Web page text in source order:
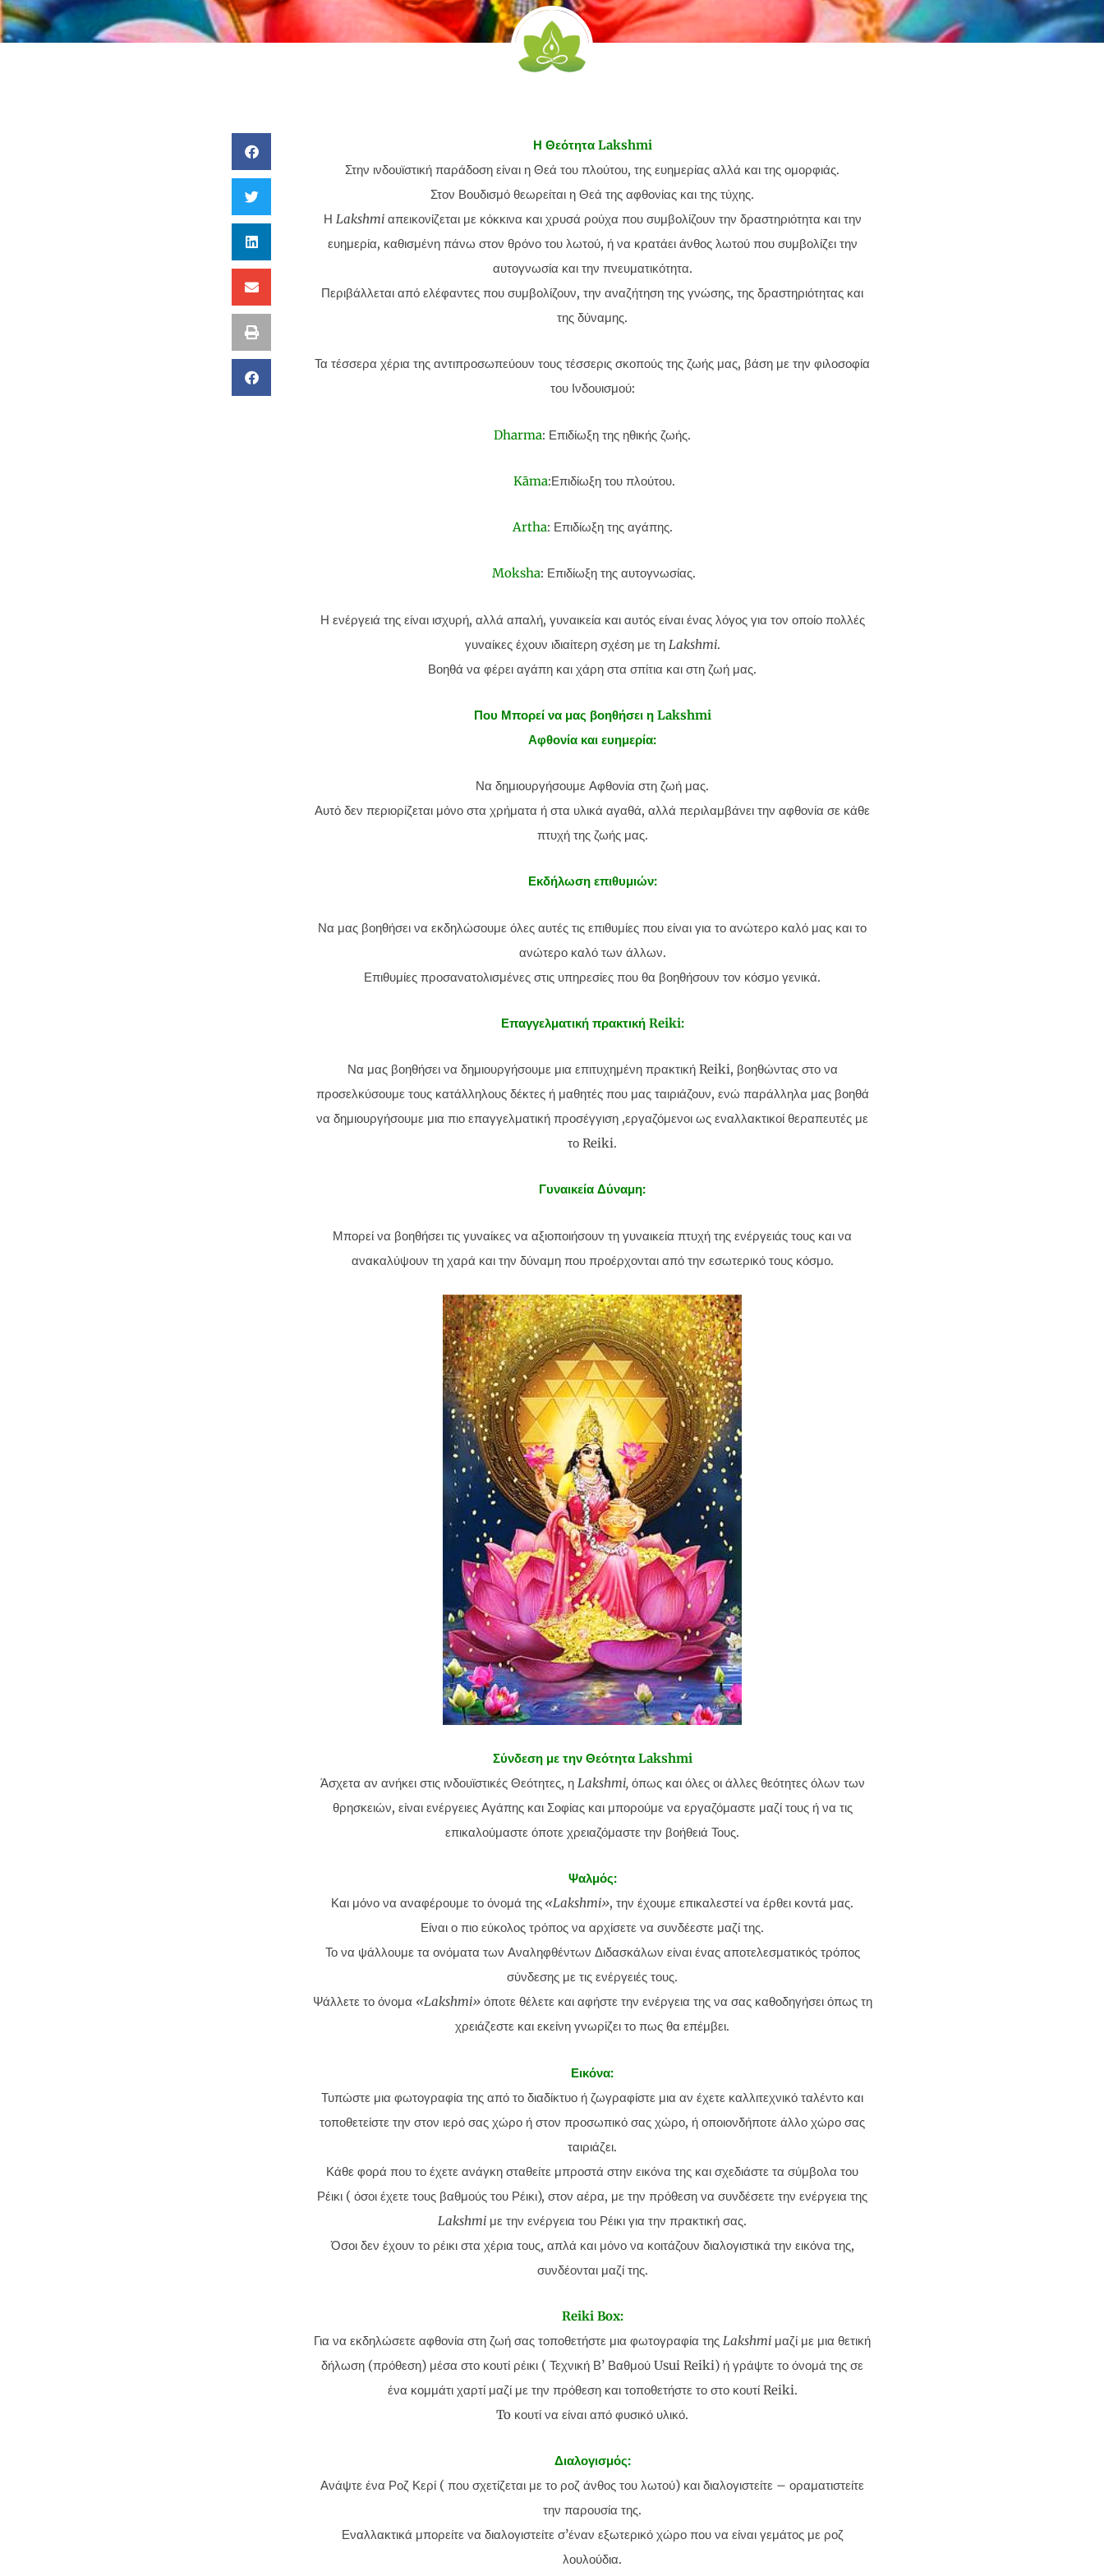
Η Θεότητα Lakshmi
Στην ινδουϊστική παράδοση είναι η Θεά του πλούτου, της ευημερίας αλλά και της ομορφιάς.
Στον Βουδισμό θεωρείται η Θεά της αφθονίας και της τύχης.
Η Lakshmiαπεικονίζεται με κόκκινα και χρυσά ρούχα που συμβολίζουν την δραστηριότητα και την
ευημερία, καθισμένη πάνω στον θρόνο του λωτού, ή να κρατάει άνθος λωτού που συμβολίζει την
αυτογνωσία και την πνευματικότητα.
Περιβάλλεται από ελέφαντες που συμβολίζουν, την αναζήτηση της γνώσης, της δραστηριότητας και
της δύναμης.
Τα τέσσερα χέρια της αντιπροσωπεύουν τους τέσσερις σκοπούς της ζωής μας, βάση με την φιλοσοφία
του Ινδουισμού:
Dharma: Επιδίωξη της ηθικής ζωής.
Kāma:Επιδίωξη του πλούτου.
Artha: Επιδίωξη της αγάπης.
Moksha: Επιδίωξη της αυτογνωσίας.
Η ενέργειά της είναι ισχυρή, αλλά απαλή, γυναικεία και αυτός είναι ένας λόγος για τον οποίο πολλές
γυναίκες έχουν ιδιαίτερη σχέση με τη Lakshmi.
Βοηθά να φέρει αγάπη και χάρη στα σπίτια και στη ζωή μας.
Που Μπορεί να μας βοηθήσει η Lakshmi
Αφθονία και ευημερία:
Να δημιουργήσουμε Αφθονία στη ζωή μας.
Αυτό δεν περιορίζεται μόνο στα χρήματα ή στα υλικά αγαθά, αλλά περιλαμβάνει την αφθονία σε κάθε
πτυχή της ζωής μας.
Εκδήλωση επιθυμιών:
Να μας βοηθήσει να εκδηλώσουμε όλες αυτές τις επιθυμίες που είναι για το ανώτερο καλό μας και το
ανώτερο καλό των άλλων.
Επιθυμίες προσανατολισμένες στις υπηρεσίες που θα βοηθήσουν τον κόσμο γενικά.
Επαγγελματική πρακτική Reiki:
Να μας βοηθήσει να δημιουργήσουμε μια επιτυχημένη πρακτική Reiki, βοηθώντας στο να
προσελκύσουμε τους κατάλληλους δέκτες ή μαθητές που μας ταιριάζουν, ενώ παράλληλα μας βοηθά
να δημιουργήσουμε μια πιο επαγγελματική προσέγγιση ,εργαζόμενοι ως εναλλακτικοί θεραπευτές με
το Reiki.
Γυναικεία Δύναμη:
Μπορεί να βοηθήσει τις γυναίκες να αξιοποιήσουν τη γυναικεία πτυχή της ενέργειάς τους και να
ανακαλύψουν τη χαρά και την δύναμη που προέρχονται από την εσωτερικό τους κόσμο.
Σύνδεση με την Θεότητα Lakshmi
Άσχετα αν ανήκει στις ινδουϊστικές Θεότητες, η Lakshmi,όπως και όλες οι άλλες θεότητες όλων των
θρησκειών, είναι ενέργειες Αγάπης και Σοφίας και μπορούμε να εργαζόμαστε μαζί τους ή να τις
επικαλούμαστε όποτε χρειαζόμαστε την βοήθειά Τους.
Ψαλμός:
Και μόνο να αναφέρουμε το όνομά της «Lakshmi», την έχουμε επικαλεστεί να έρθει κοντά μας.
Είναι ο πιο εύκολος τρόπος να αρχίσετε να συνδέεστε μαζί της.
Το να ψάλλουμε τα ονόματα των Αναληφθέντων Διδασκάλων είναι ένας αποτελεσματικός τρόπος
σύνδεσης με τις ενέργειές τους.
Ψάλλετε το όνομα «Lakshmi»όποτε θέλετε και αφήστε την ενέργεια της να σας καθοδηγήσει όπως τη
χρειάζεστε και εκείνη γνωρίζει το πως θα επέμβει.
Εικόνα:
Τυπώστε μια φωτογραφία της από το διαδίκτυο ή ζωγραφίστε μια αν έχετε καλλιτεχνικό ταλέντο και
τοποθετείστε την στον ιερό σας χώρο ή στον προσωπικό σας χώρο, ή οποιονδήποτε άλλο χώρο σας
ταιριάζει.
Κάθε φορά που το έχετε ανάγκη σταθείτε μπροστά στην εικόνα της και σχεδιάστε τα σύμβολα του
Ρέικι ( όσοι έχετε τους βαθμούς του Ρέικι), στον αέρα, με την πρόθεση να συνδέσετε την ενέργεια της
Lakshmi με την ενέργεια του Ρέικι για την πρακτική σας.
Όσοι δεν έχουν το ρέικι στα χέρια τους, απλά και μόνο να κοιτάζουν διαλογιστικά την εικόνα της,
συνδέονται μαζί της.
Reiki Box:
Για να εκδηλώσετε αφθονία στη ζωή σας τοποθετήστε μια φωτογραφία της Lakshmi μαζί με μια θετική
δήλωση (πρόθεση) μέσα στο κουτί ρέικι ( Τεχνική Β’ Βαθμού Usui Reiki) ή γράψτε το όνομά της σε
ένα κομμάτι χαρτί μαζί με την πρόθεση και τοποθετήστε το στο κουτί Reiki.
To κουτί να είναι από φυσικό υλικό.
Διαλογισμός:
Ανάψτε ένα Ροζ Κερί ( που σχετίζεται με το ροζ άνθος του λωτού) και διαλογιστείτε – οραματιστείτε
την παρουσία της.
Εναλλακτικά μπορείτε να διαλογιστείτε σ’έναν εξωτερικό χώρο που να είναι γεμάτος με ροζ
λουλούδια.